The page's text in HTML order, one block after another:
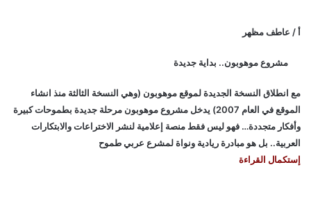
أ / عاطف مظهر
مشروع موهوبون.. بداية جديدة
مع انطلاق النسخة الجديدة لموقع موهوبون (وهي النسخة الثالثة منذ انشاء
الموقع في العام 2007) يدخل مشروع موهوبون مرحلة جديدة بطموحات كبيرة
وأفكار متجددة… فهو ليس فقط منصة إعلامية لنشر الاختراعات والابتكارات
العربية.. بل هو مبادرة ريادية ونواة لمشرع عربي طموح
إستكمال القراءة